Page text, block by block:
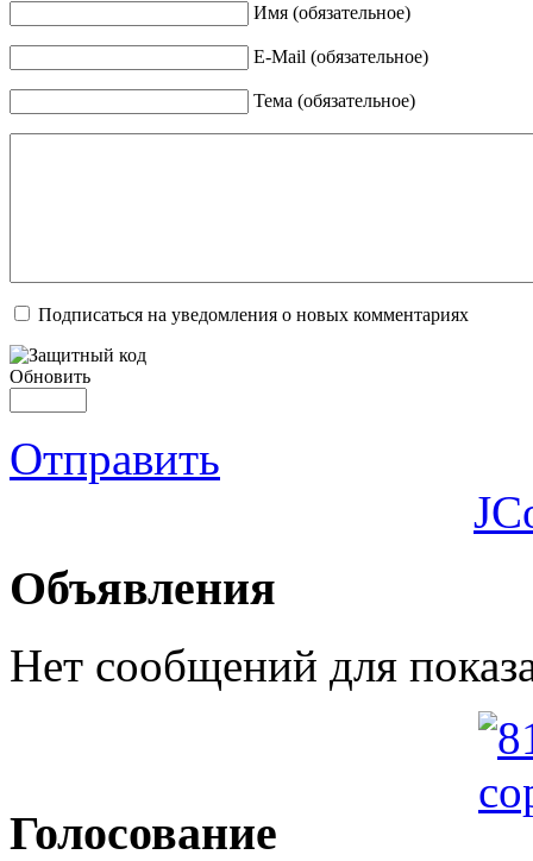
Имя (обязательное)
E-Mail (обязательное)
Тема (обязательное)
Подписаться на уведомления о новых комментариях
Обновить
Отправить
Объявления
Нет сообщений для
Голосование